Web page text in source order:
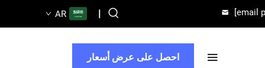
[email
|
AR
احصل على عرض أسعار